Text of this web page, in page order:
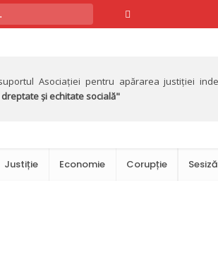
Asociației pentru apărarea justiției
și echitate socială"
Justiție Economie Corupție